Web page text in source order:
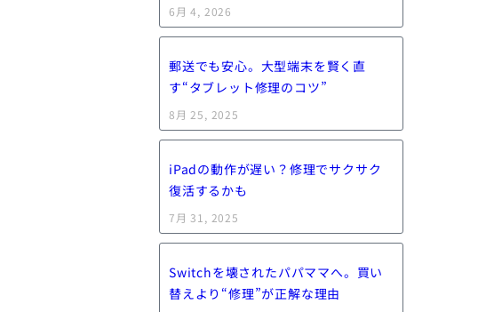
6月 4, 2026
郵送でも安心。大型端末を賢く直
す“タブレット修理のコツ”
8月 25, 2025
iPadの動作が遅い？修理でサクサク
復活するかも
7月 31, 2025
Switchを壊されたパパママへ。買い
替えより“修理”が正解な理由